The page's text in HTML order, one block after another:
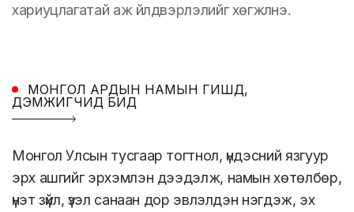
хариуцлагатай аж үйлдвэрлэлийг хөгжүүлнэ.
МОНГОЛ АРДЫН НАМЫН ГИШҮҮД,
ДЭМЖИГЧИД БИД
Монгол Улсын тусгаар тогтнол, үндэсний язгуур
эрх ашгийг эрхэмлэн дээдэлж, намын хөтөлбөр,
үнэт зүйл, үзэл санаан дор эвлэлдэн нэгдэж, эх